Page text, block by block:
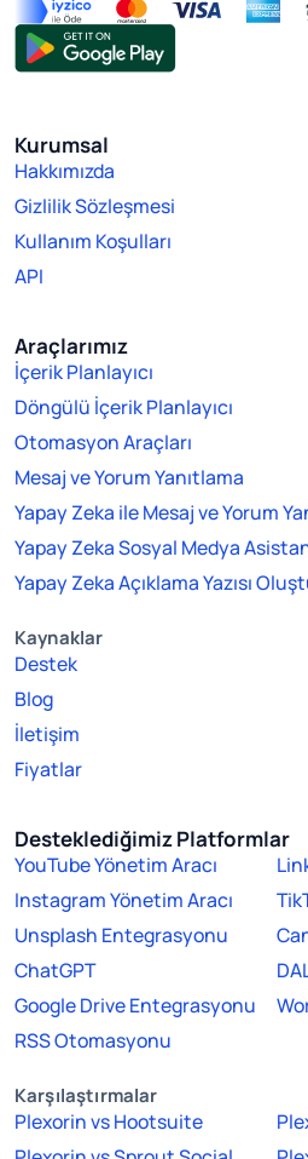
Kurumsal
Hakkımızda
Gizlilik Sözleşmesi
Kullanım Koşulları
API
Araçlarımız
İçerik Planlayıcı
Döngülü İçerik Planlayıcı
Otomasyon Araçları
Mesaj ve Yorum Yanıtlama
Yapay Zeka ile Mesaj ve Yorum
Yapay Zeka Sosyal Medya
Yapay Zeka Açıklama Yazısı
Kaynaklar
Destek
Blog
İletişim
Fiyatlar
Desteklediğimiz Platformlar
YouTube Yönetim Aracı
Instagram Yönetim Aracı
Unsplash Entegrasyonu
ChatGPT
Google Drive Entegrasyonu
RSS Otomasyonu
Karşılaştırmalar
Plexorin vs Hootsuite